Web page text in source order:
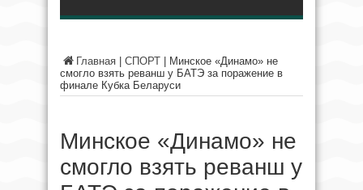
Главная СПОРТ
Минское «Динамо» не
смогло взять реванш у БАТЭ за поражение в
финале Кубка Беларуси
Минское «Динамо» не
смогло взять реванш у